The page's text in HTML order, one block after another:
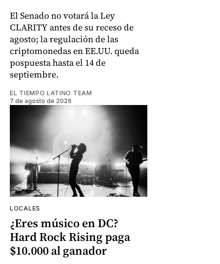
El Senado no votará la Ley
CLARITY antes de su receso de
agosto; la regulación de las
criptomonedas en EE.UU. queda
pospuesta hasta el 14 de
septiembre.
EL TIEMPO LATINO TEAM
7 de agosto de 2026
LOCALES
¿Eres músico en DC?
Hard Rock Rising paga
$10.000 al ganador